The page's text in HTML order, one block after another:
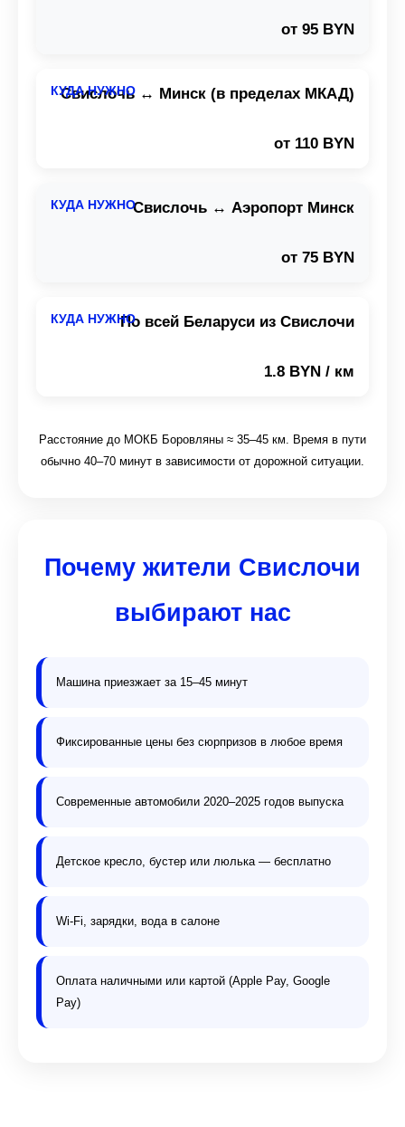
от 95 BYN
Свислочь ↔ Минск (в пределах МКАД)
от 110 BYN
Свислочь ↔ Аэропорт Минск
от 75 BYN
По всей Беларуси из Свислочи
1.8 BYN / км
Расстояние до МОКБ Боровляны ≈ 35–45 км. Время в пути
обычно 40–70 минут в зависимости от дорожной ситуации.
Почему жители Свислочи
выбирают нас
Машина приезжает за 15–45 минут
Фиксированные цены без сюрпризов в любое время
Современные автомобили 2020–2025 годов выпуска
Детское кресло, бустер или люлька — бесплатно
Wi-Fi, зарядки, вода в салоне
Оплата наличными или картой (Apple Pay, Google
Pay)